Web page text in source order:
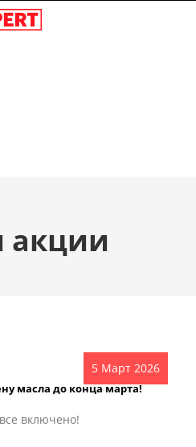
акции
5 Март 2026
масла до конца марта!
включено!